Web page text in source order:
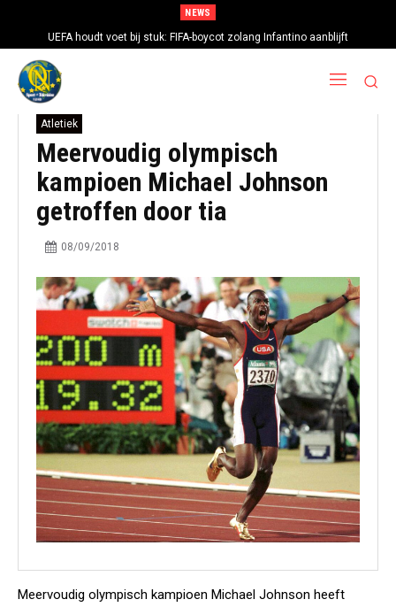
NEWS
UEFA houdt voet bij stuk: FIFA-boycot zolang Infantino aanblijft
Atletiek
Meervoudig olympisch
kampioen Michael Johnson
getroffen door tia
08/09/2018
Meervoudig olympisch kampioen Michael Johnson heeft